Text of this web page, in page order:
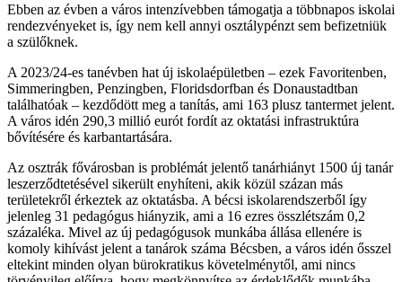
Ebben az évben a város intenzívebben támogatja a többnapos iskolai
rendezvényeket is, így nem kell annyi osztálypénzt sem befizetniük
a szülőknek.
A 2023/24-es tanévben hat új iskolaépületben – ezek Favoritenben,
Simmeringben, Penzingben, Floridsdorfban és Donaustadtban
találhatóak – kezdődött meg a tanítás, ami 163 plusz tantermet jelent.
A város idén 290,3 millió eurót fordít az oktatási infrastruktúra
bővítésére és karbantartására.
Az osztrák fővárosban is problémát jelentő tanárhiányt 1500 új tanár
leszerződtetésével sikerült enyhíteni, akik közül százan más
területekről érkeztek az oktatásba. A bécsi iskolarendszerből így
jelenleg 31 pedagógus hiányzik, ami a 16 ezres összlétszám 0,2
százaléka. Mivel az új pedagógusok munkába állása ellenére is
komoly kihívást jelent a tanárok száma Bécsben, a város idén ősszel
eltekint minden olyan bürokratikus követelménytől, ami nincs